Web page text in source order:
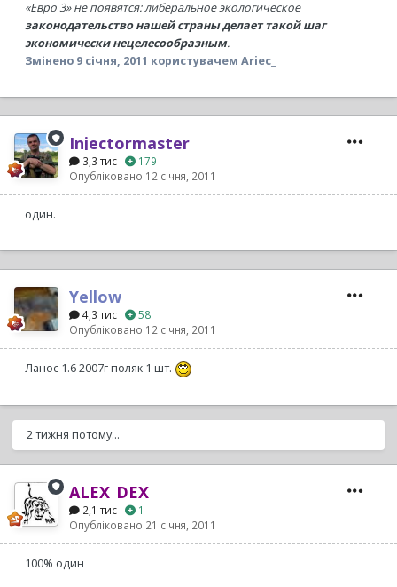
«Евро 3» не появятся: либеральное экологическое
законодательство нашей страны делает такой шаг
экономически нецелесообразным.
Змінено 9 січня, 2011 користувачем Ariec_
Injectormaster
3,3 тис
179
Опубліковано 12 січня, 2011
один.
Yellow
4,3 тис
58
Опубліковано 12 січня, 2011
Ланос 1.6 2007г поляк 1 шт.
2 тижня потому...
ALEX_DEX
2,1 тис
1
Опубліковано 21 січня, 2011
100% один